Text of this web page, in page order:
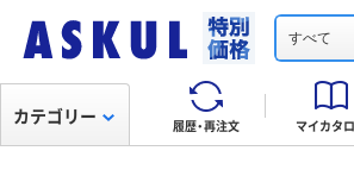
すべて
履歴・再注文 マイカタ
カテゴリー